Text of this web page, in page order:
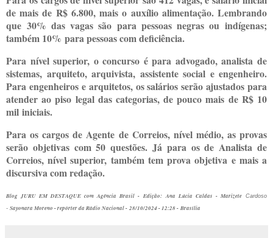
de mais de R$ 6.800, mais o auxílio alimentação. Lembrando
que 30% das vagas são para pessoas negras ou indígenas;
também 10% para pessoas com deficiência.
Para nível superior, o concurso é para advogado, analista de
sistemas, arquiteto, arquivista, assistente social e engenheiro.
Para engenheiros e arquitetos, os salários serão ajustados para
atender ao piso legal das categorias, de pouco mais de R$ 10
mil iniciais.
Para os cargos de Agente de Correios, nível médio, as provas
serão objetivas com 50 questões. Já para os de Analista de
Correios, nível superior, também tem prova objetiva e mais a
discursiva com redação.
Blog JURU EM DESTAQUE com Agência Brasil - Edição:Ana Lúcia Caldas - MarizeteCardoso
- Sayonara Moreno - repórter da Rádio Nacional - 28/10/2024 - 12:28 - Brasília